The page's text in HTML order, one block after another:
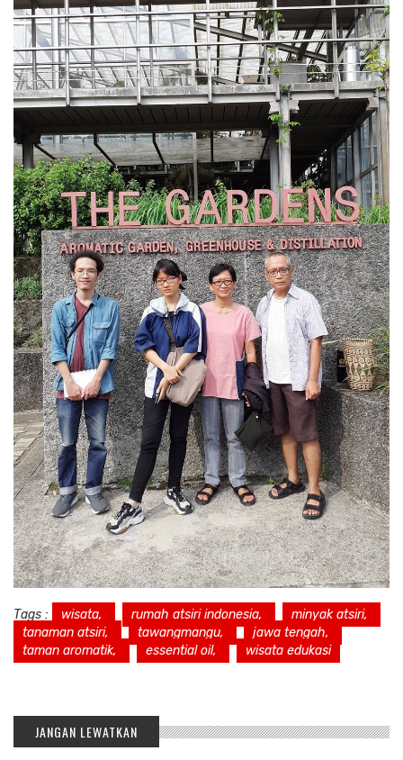
Tags : wisata, rumah atsiri indonesia,
minyak atsiri,
tanaman atsiri,
tawangmangu,
jawa tengah,
taman aromatik,
essential oil, wisata edukasi
JANGAN LEWATKAN